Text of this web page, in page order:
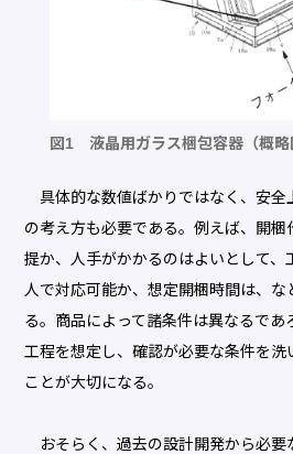
図1 液晶用ガラス梱包容器（概略
具体的な数値ばかりではなく、安全
の考え方も必要である。例えば、開
提か、人手がかかるのはよいとして、
人で対応可能か、想定開梱時間は、な
る。商品によって諸条件は異なるであ
工程を想定し、確認が必要な条件を洗
ことが大切になる。
おそらく、過去の設計開発から必要